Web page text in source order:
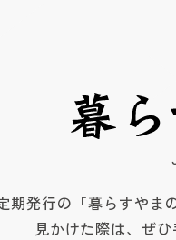
期発行の「暮らすやま
見かけた際は、ぜ